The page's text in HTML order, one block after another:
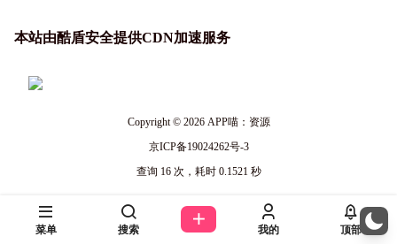
本站由酷盾安全提供CDN加速服务
Copyright © 2026APP喵：资源
京ICP备19024262号-3
查询 16 次，耗时 0.1521 秒
菜单 搜索 我的 顶部